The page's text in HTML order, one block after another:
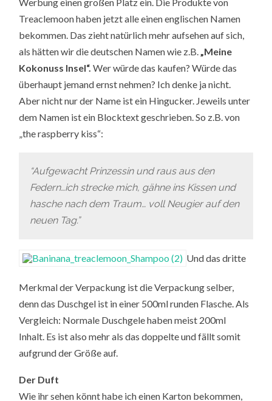
Treaclemoon haben jetzt alle einen englischen Namen
bekommen. Das zieht natürlich mehr aufsehen auf sich,
als hätten wir die deutschen Namen wie z.B.„Meine
Kokonuss Insel“. Wer würde das kaufen? Würde das
überhaupt jemand ernst nehmen? Ich denke ja nicht.
Aber nicht nur der Name ist ein Hingucker. Jeweils unter
dem Namen ist ein Blocktext geschrieben. So z.B. von
„the raspberry kiss“:
“Aufgewacht Prinzessin und raus aus den
Federn…ich strecke mich, gähne ins Kissen und
hasche nach dem Traum… voll Neugier auf den
neuen Tag.”
Und das dritte
Merkmal der Verpackung ist die Verpackung selber,
denn das Duschgel ist in einer 500ml runden Flasche. Als
Vergleich: Normale Duschgele haben meist 200ml
Inhalt. Es ist also mehr als das doppelte und fällt somit
aufgrund der Größe auf.
Der Duft
Wie ihr sehen könnt habe ich einen Karton bekommen,